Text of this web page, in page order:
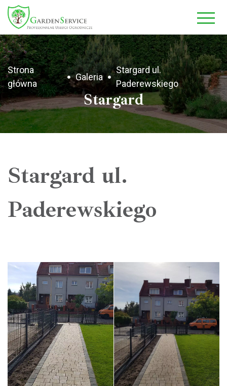
-->
Strona
główna
Galeria
Stargard ul.
Paderewskiego
Stargard
Stargard ul.
Paderewskiego